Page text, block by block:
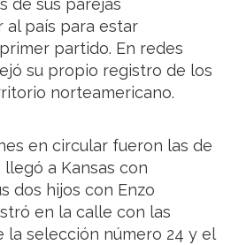
de sus parejas
al país para estar
partido. En redes
su propio registro de los
norteamericano.
en circular fueron las de
a Kansas con
dos hijos con Enzo
en la calle con las
la selección número 24 y el